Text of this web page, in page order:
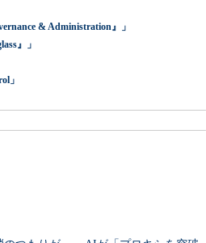
& Administration』」
』」
」